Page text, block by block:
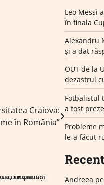
Craiova:
în România”
Leo Messi
în finala
Alexandru
și a dat
OUT de la
dezastrul
Fotbalistul
a fost
Probleme
le-a făcut
Andreea pe